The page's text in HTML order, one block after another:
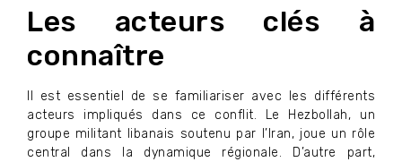
Les acteurs clés à
connaître
Il est essentiel de se familiariser avec les différents
acteurs impliqués dans ce conflit. Le Hezbollah, un
groupe militant libanais soutenu par l’Iran, joue un rôle
central dans la dynamique régionale. D’autre part,